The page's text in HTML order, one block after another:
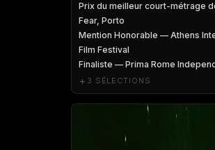
Prix du meilleur court-métrage
Fear, Porto
Mention Honorable — Athens
Film Festival
Finaliste — Prima Rome
+ 3 SÉLECTIONS